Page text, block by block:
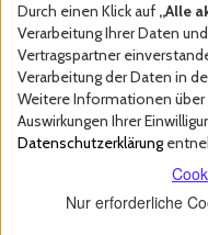
Durch einen Klick auf „Alle
Verarbeitung Ihrer Daten
Vertragspartner
Verarbeitung der Daten in
Weitere Informationen
Auswirkungen Ihrer
Datenschutzerklärung
Nur erforderliche